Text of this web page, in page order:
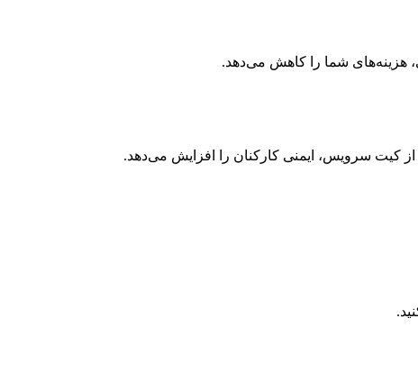
هزینه‌های شما را کاهش می‌دهد.
کیت سرویس، ایمنی کارکنان را افزایش می‌دهد.